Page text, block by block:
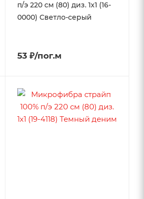
п/э 220 см (80) диз. 1х1 (16-
0000) Светло-серый
53 ₽/пог.м